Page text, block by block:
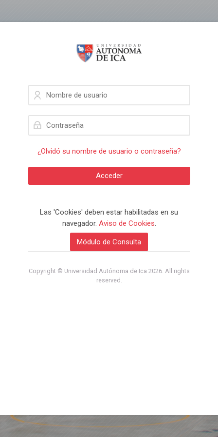
Nombre de usuario
Contraseña
¿Olvidó su nombre de usuario o contraseña?
Acceder
Las 'Cookies' deben estar habilitadas en su
navegador. Aviso de Cookies.
Módulo de Consulta
Copyright © Universidad Autónoma de Ica 2026. All rights
reserved.